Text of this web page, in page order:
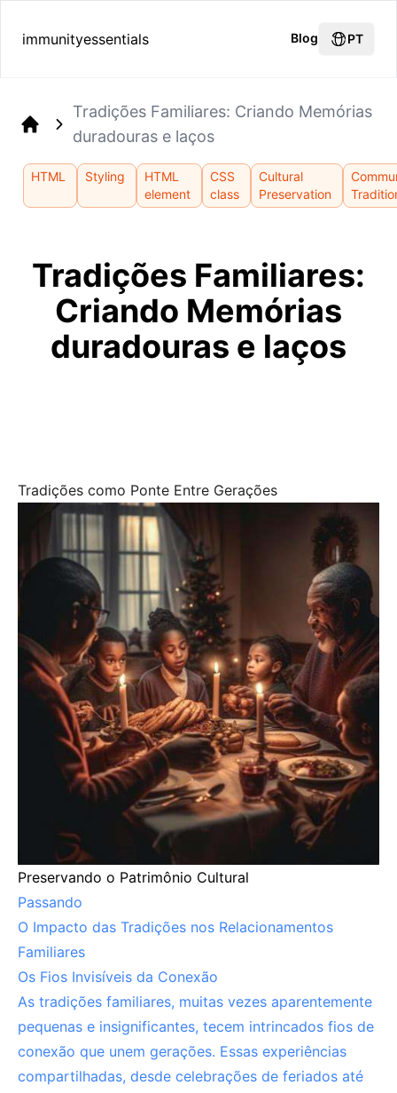
immunityessentials Blog PT
Tradições Familiares: Criando Memórias
duradouras e laços
HTML Styling
HTML
element
CSS
class
Cultural
Preservation
Tradições Familiares:
Criando Memórias
duradouras e laços
Tradições como Ponte Entre Gerações
Preservando o Patrimônio Cultural
Passando
O Impacto das Tradições nos Relacionamentos
Familiares
Os Fios Invisíveis da Conexão
As tradições familiares, muitas vezes aparentemente
pequenas e insignificantes, tecem intrincados fios de
conexão que unem gerações. Essas experiências
compartilhadas, desde celebrações de feriados até